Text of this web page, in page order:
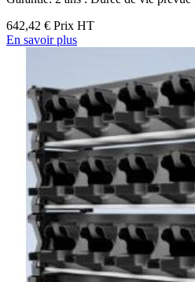
642,42 € Prix HT
En savoir plus